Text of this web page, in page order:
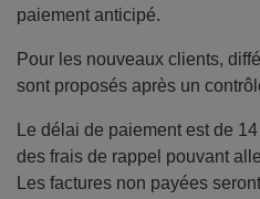
paiement anticipé.
Pour les nouveaux clients,
sont proposés après un
Le délai de paiement est de
des frais de rappel pouvant
Les factures non payées